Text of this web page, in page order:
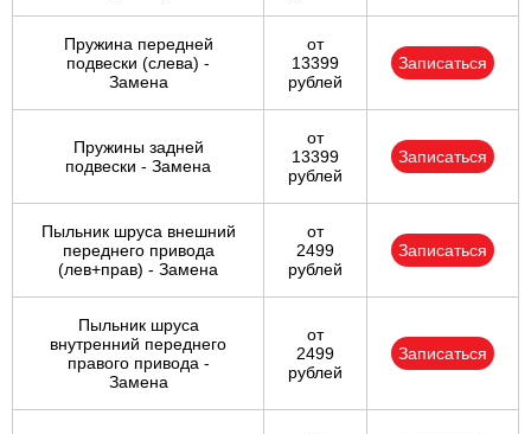
Пружина передней
подвески (слева) -
Замена
от
13399
рублей
Записаться
Пружины задней
подвески - Замена
от
13399
рублей
Записаться
Пыльник шруса внешний
переднего привода
(лев+прав) - Замена
от
2499
рублей
Записаться
Пыльник шруса
внутренний переднего
правого привода -
Замена
от
2499
рублей
Записаться